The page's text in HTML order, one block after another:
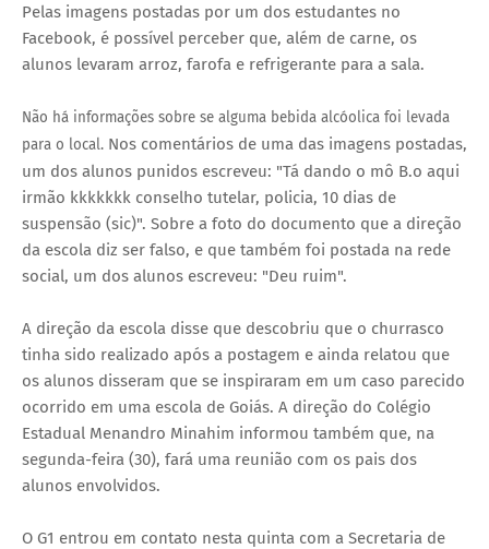
Pelas imagens postadas por um dos estudantes no
Facebook, é possível perceber que, além de carne, os
alunos levaram arroz, farofa e refrigerante para a sala.
Não há informações sobre se alguma bebida alcóolica foi levada
para o local. Nos comentários de uma das imagens postadas,
um dos alunos punidos escreveu: "Tá dando o mô B.o aqui
irmão kkkkkkk conselho tutelar, policia, 10 dias de
suspensão (sic)". Sobre a foto do documento que a direção
da escola diz ser falso, e que também foi postada na rede
social, um dos alunos escreveu: "Deu ruim".
A direção da escola disse que descobriu que o churrasco
tinha sido realizado após a postagem e ainda relatou que
os alunos disseram que se inspiraram em um caso parecido
ocorrido em uma escola de Goiás. A direção do Colégio
Estadual Menandro Minahim informou também que, na
segunda-feira (30), fará uma reunião com os pais dos
alunos envolvidos.
O G1 entrou em contato nesta quinta com a Secretaria de